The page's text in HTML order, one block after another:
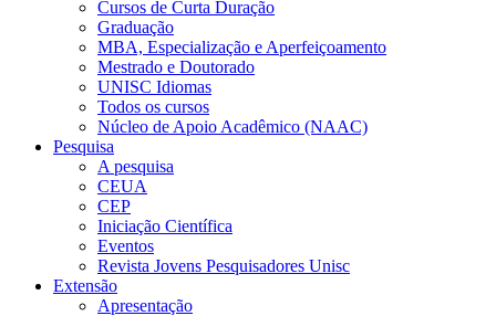
Cursos de Curta Duração
Graduação
MBA, Especialização e Aperfeiçoamento
Mestrado e Doutorado
UNISC Idiomas
Todos os cursos
Núcleo de Apoio Acadêmico (NAAC)
Pesquisa
A pesquisa
CEUA
CEP
Iniciação Científica
Eventos
Revista Jovens Pesquisadores Unisc
Extensão
Apresentação